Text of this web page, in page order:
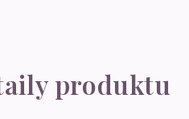
produktu